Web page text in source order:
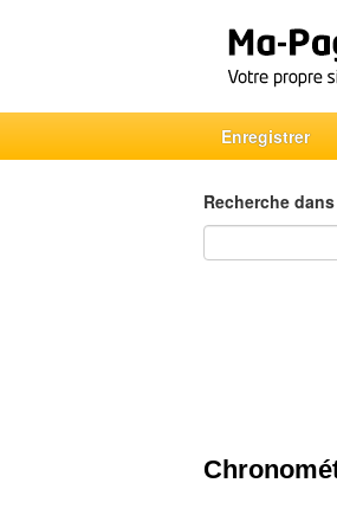
Enregistrer
Recherche
Recherche dans